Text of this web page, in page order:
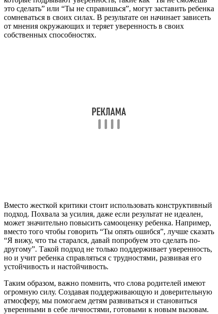
это сделать” или “Ты не справишься”, могут заставить ребенка
сомневаться в своих силах. В результате он начинает зависеть
от мнения окружающих и теряет уверенность в своих
собственных способностях.
Вместо жесткой критики стоит использовать конструктивный
подход. Похвала за усилия, даже если результат не идеален,
может значительно повысить самооценку ребенка. Например,
вместо того чтобы говорить “Ты опять ошибся”, лучше сказать
“Я вижу, что ты старался, давай попробуем это сделать по-
другому”. Такой подход не только поддерживает уверенность,
но и учит ребенка справляться с трудностями, развивая его
устойчивость и настойчивость.
Таким образом, важно помнить, что слова родителей имеют
огромную силу. Создавая поддерживающую и доверительную
атмосферу, мы помогаем детям развиваться и становиться
уверенными в себе личностями, готовыми к новым вызовам.